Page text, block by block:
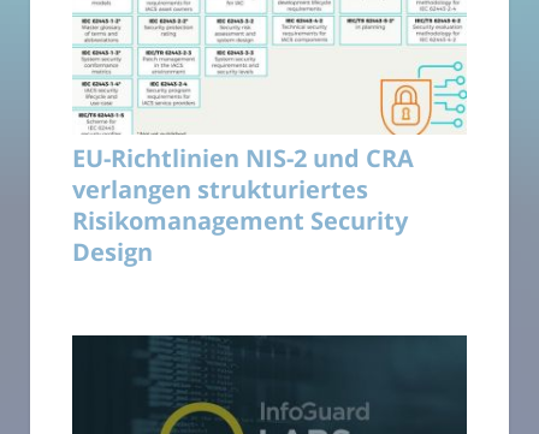
EU-Richtlinien NIS-2 und CRA
verlangen strukturiertes
Risikomanagement Security
Design